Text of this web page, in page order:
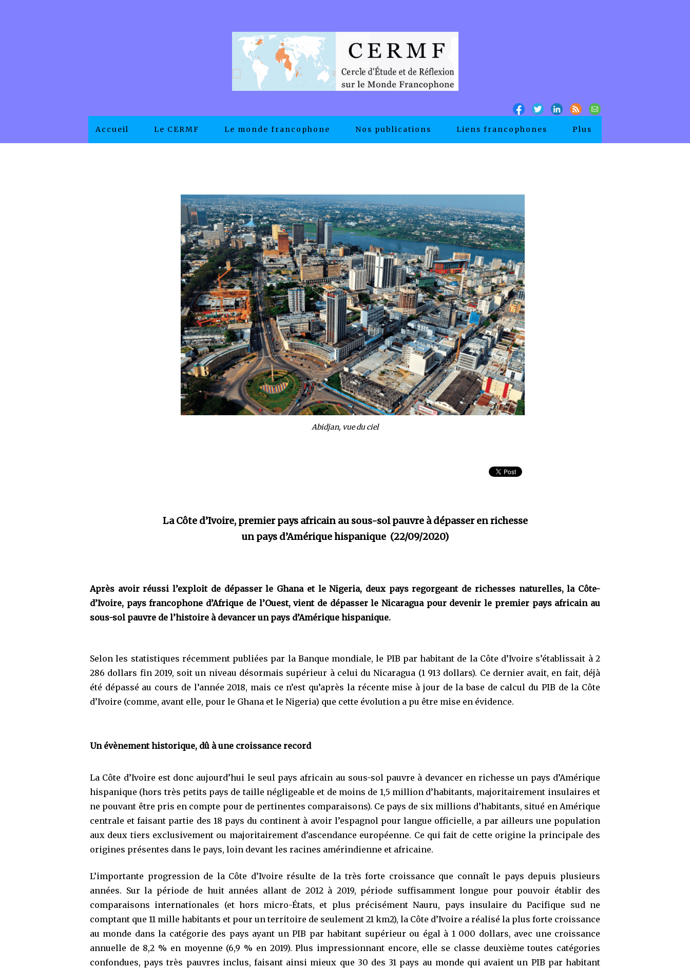
Accueil Le CERMF Le monde francophone Nos publications Liens francophones Plus
Abidjan, vue du ciel
La Côte d’Ivoire, premier pays africain au sous-sol pauvre à dépasser en richesse
un pays d’Amérique hispanique (22/09/2020)
Après avoir réussi l’exploit de dépasser le Ghana et le Nigeria, deux pays regorgeant de richesses naturelles, la Côte-
d’Ivoire, pays francophone d’Afrique de l’Ouest, vient de dépasser le Nicaragua pour devenir le premier pays africain au
sous-sol pauvre de l’histoire à devancer un pays d’Amérique hispanique.
Selon les statistiques récemment publiées par la Banque mondiale, le PIB par habitant de la Côte d’Ivoire s’établissait à 2
286 dollars fin 2019, soit un niveau désormais supérieur à celui du Nicaragua (1 913 dollars). Ce dernier avait, en fait, déjà
été dépassé au cours de l’année 2018, mais ce n’est qu’après la récente mise à jour de la base de calcul du PIB de la Côte
d’Ivoire (comme, avant elle, pour le Ghana et le Nigeria) que cette évolution a pu être mise en évidence.
Un évènement historique, dû à une croissance record
La Côte d’Ivoire est donc aujourd’hui le seul pays africain au sous-sol pauvre à devancer en richesse un pays d’Amérique
hispanique (hors très petits pays de taille négligeable et de moins de 1,5 million d’habitants, majoritairement insulaires et
ne pouvant être pris en compte pour de pertinentes comparaisons). Ce pays de six millions d’habitants, situé en Amérique
centrale et faisant partie des 18 pays du continent à avoir l’espagnol pour langue officielle, a par ailleurs une population
aux deux tiers exclusivement ou majoritairement d’ascendance européenne. Ce qui fait de cette origine la principale des
origines présentes dans le pays, loin devant les racines amérindienne et africaine.
L’importante progression de la Côte d’Ivoire résulte de la très forte croissance que connaît le pays depuis plusieurs
années. Sur la période de huit années allant de 2012 à 2019, période suffisamment longue pour pouvoir établir des
comparaisons internationales (et hors micro-États, et plus précisément Nauru, pays insulaire du Pacifique sud ne
comptant que 11 mille habitants et pour un territoire de seulement 21 km2), la Côte d’Ivoire a réalisé la plus forte croissance
au monde dans la catégorie des pays ayant un PIB par habitant supérieur ou égal à 1 000 dollars, avec une croissance
annuelle de 8,2 % en moyenne (6,9 % en 2019). Plus impressionnant encore, elle se classe deuxième toutes catégories
confondues, pays très pauvres inclus, faisant ainsi mieux que 30 des 31 pays au monde qui avaient un PIB par habitant